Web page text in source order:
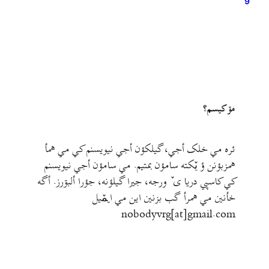
مۊ کيسم؟
ئره مي خلک أجي، گيلکؤن أجي نيويسنم کي مي همأ
همزبؤنن ؤ يٚکته سامؤن بمتيم. مي سامؤن أجي نيويسنم
کي کاسپي دريا ی ٚ ورجه، جيرا گيلؤنه، جؤرا ألبۊرز. أگه
خأنين مي همرأ گب بزنين اين مي ايمٚیل‌ ‌
nobodyvrg[at]gmail.com